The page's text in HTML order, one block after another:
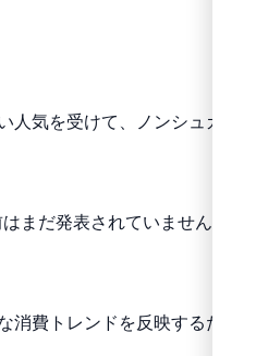
気を受けて、ノンシュガー
まだ発表されていませんが、
費トレンドを反映するため